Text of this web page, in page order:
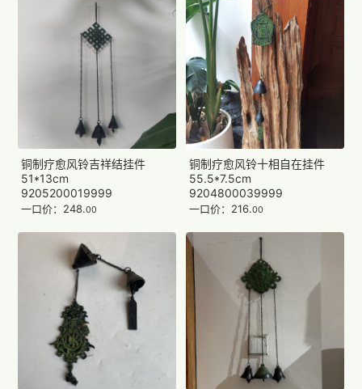
铜制疗愈风铃吉祥结挂件
51*13cm
9205200019999
一口价：248.00
铜制疗愈风铃十相自在挂件
55.5*7.5cm
9204800039999
一口价：216.00